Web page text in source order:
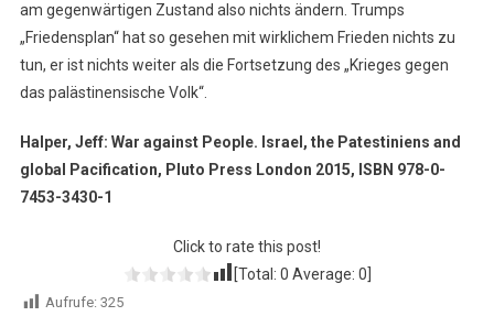
am gegenwärtigen Zustand also nichts ändern. Trumps
„Friedensplan“ hat so gesehen mit wirklichem Frieden nichts zu
tun, er ist nichts weiter als die Fortsetzung des „Krieges gegen
das palästinensische Volk“.
Halper, Jeff: War against People. Israel, the Patestiniens and
global Pacification, Pluto Press London 2015, ISBN 978-0-
7453-3430-1
Click to rate this post!
[Total: 0 Average: 0
Aufrufe: 325